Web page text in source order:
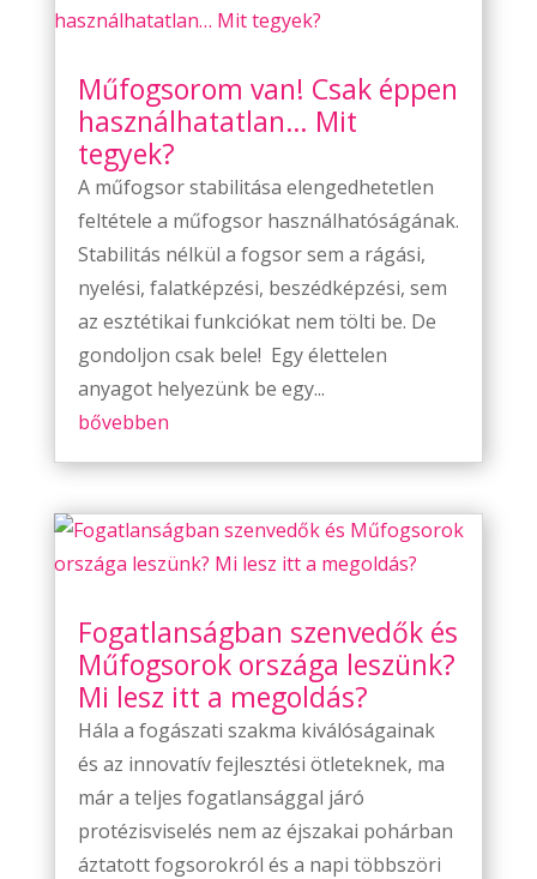
Műfogsorom van! Csak éppen
használhatatlan… Mit
tegyek?
A műfogsor stabilitása elengedhetetlen
feltétele a műfogsor használhatóságának.
Stabilitás nélkül a fogsor sem a rágási,
nyelési, falatképzési, beszédképzési, sem
az esztétikai funkciókat nem tölti be. De
gondoljon csak bele! Egy élettelen
anyagot helyezünk be egy...
bővebben
Fogatlanságban szenvedők és
Műfogsorok országa leszünk?
Mi lesz itt a megoldás?
Hála a fogászati szakma kiválóságainak
és az innovatív fejlesztési ötleteknek, ma
már a teljes fogatlansággal járó
protézisviselés nem az éjszakai pohárban
áztatott fogsorokról és a napi többszöri